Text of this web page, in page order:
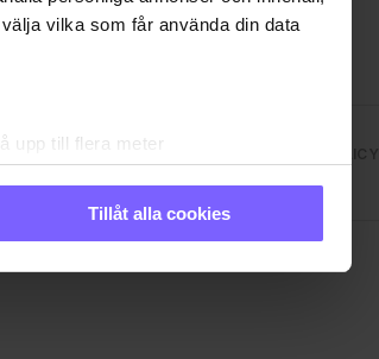
vilka som får använda din data
upp till flera meter
i
detaljsektionen
. Du kan ändra
annan information från din enhet
i sin tur kombinera informationen
Tillåt alla cookies
INTEGRITETSPOLICY